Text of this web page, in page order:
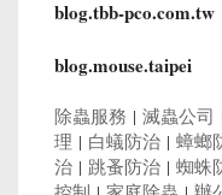
blog.tbb-pco.com.tw
blog.mouse.taipei
除蟲服務 | 滅蟲公司
理 | 白蟻防治 | 蟑螂
治 | 跳蚤防治 | 蜘蛛